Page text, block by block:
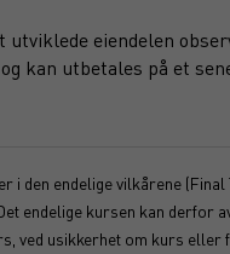
eiendelen
kan utbetales på et
i den endelige vilkårene
endelige kursen kan derfor
ved usikkerhet om kurs